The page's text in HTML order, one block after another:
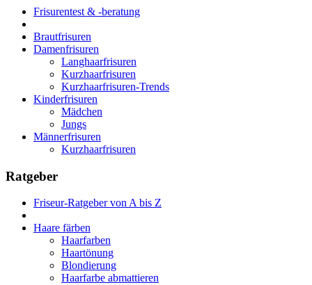
Frisurentest & -beratung
Brautfrisuren
Damenfrisuren
Langhaarfrisuren
Kurzhaarfrisuren
Kurzhaarfrisuren-Trends
Kinderfrisuren
Mädchen
Jungs
Männerfrisuren
Kurzhaarfrisuren
Ratgeber
Friseur-Ratgeber von A bis Z
Haare färben
Haarfarben
Haartönung
Blondierung
Haarfarbe abmattieren